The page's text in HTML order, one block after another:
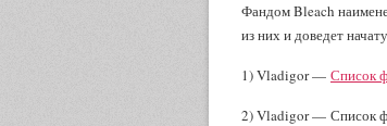
Фандом Bleach
из них и доведет
1) Vladigor — Список
2) Vladigor — Список